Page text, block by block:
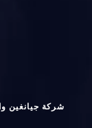
شركة جيانغين